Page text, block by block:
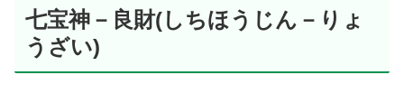
七宝神－良財(しちほうじん－りょ
うざい)